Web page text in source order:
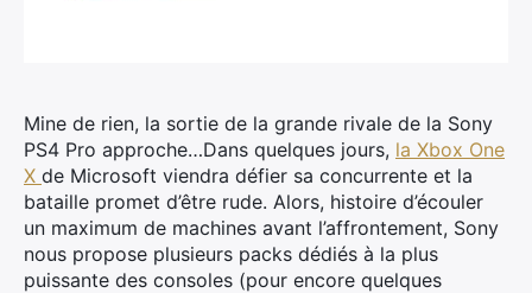
Mine de rien, la sortie de la grande rivale de la Sony
PS4 Pro approche…Dans quelques jours, la Xbox One
X de Microsoft viendra défier sa concurrente et la
bataille promet d’être rude. Alors, histoire d’écouler
un maximum de machines avant l’affrontement, Sony
nous propose plusieurs packs dédiés à la plus
puissante des consoles (pour encore quelques